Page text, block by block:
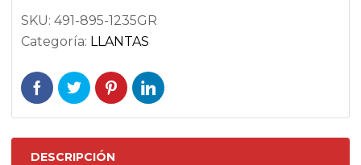
SKU: 491-895-1235GR
Categoría: LLANTAS
DESCRIPCIÓN